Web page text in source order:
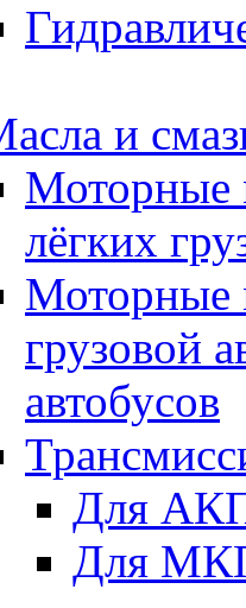
и
Моторные
лёгких
Моторные
грузовой
автобусов
Для
Для